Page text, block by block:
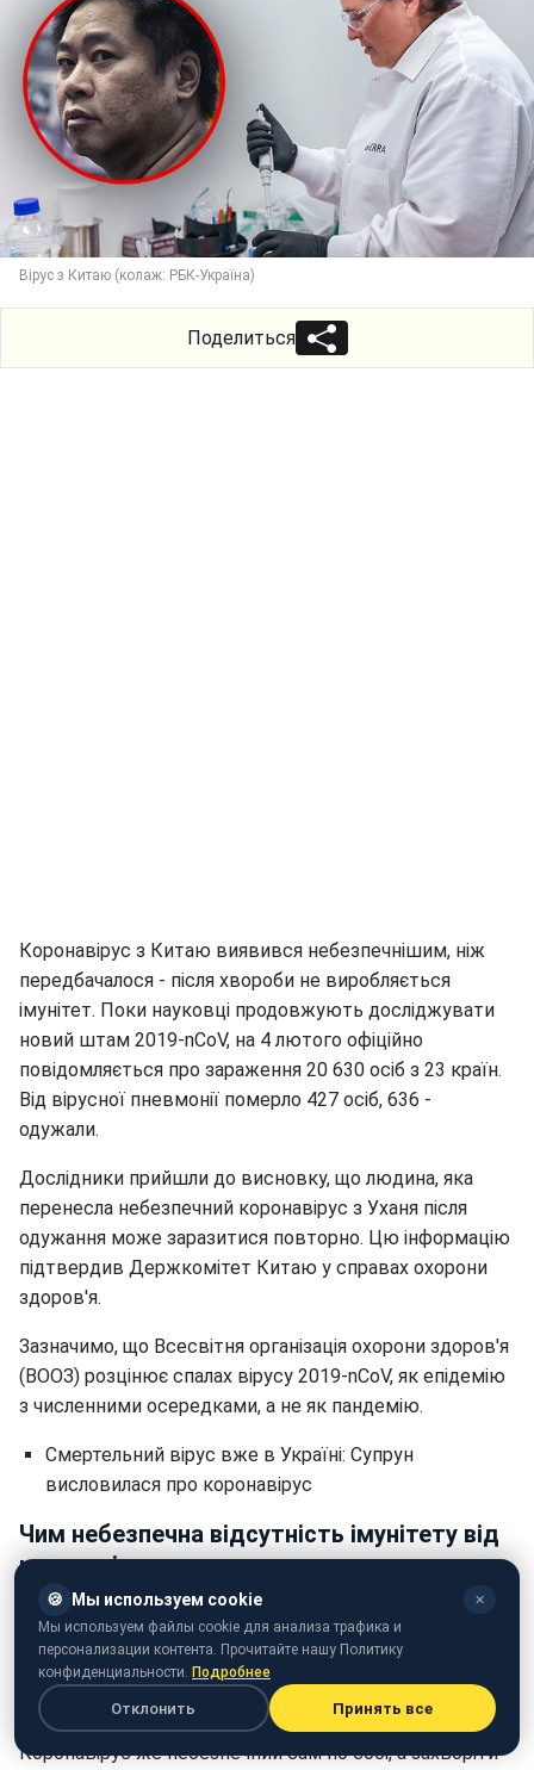
Вірус з Китаю (колаж: РБК-Україна)
Поделиться
Коронавірус з Китаю виявився небезпечнішим, ніж
передбачалося - після хвороби не виробляється
імунітет. Поки науковці продовжують досліджувати
новий штам 2019-nCoV, на 4 лютого офіційно
повідомляється про зараження 20 630 осіб з 23 країн.
Від вірусної пневмонії померло 427 осіб, 636 -
одужали.
Дослідники прийшли до висновку, що людина, яка
перенесла небезпечний коронавірус з Уханя після
одужання може заразитися повторно. Цю інформацію
підтвердив Держкомітет Китаю у справах охорони
здоров'я.
Зазначимо, що Всесвітня організація охорони здоров'я
(ВООЗ) розцінює спалах вірусу 2019-nCoV, як епідемію
з численними осередками, а не як пандемію.
Смертельний вірус вже в Україні: Супрун
висловилася про коронавірус
Чим небезпечна відсутність імунітету від
коронавіруса
Так, людина, котра перенесла будь-який штам грипу,
вже не заразитися цим вірусом. А ймовірність
захворіти вітрянкою або кором залишається на все
життя, хоч і дуже низька.
Коронавірус же небезпечний сам по собі, а захворіти
🍪 Мы используем cookie ✕
Мы используем файлы cookie для анализа трафика и
персонализации контента. Прочитайте нашу Политику
конфиденциальности. Подробнее
Отклонить Принять все